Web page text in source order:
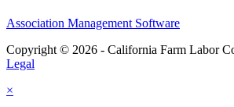
Association Management Software
Copyright © 2026 - California Farm Labor
Legal
×